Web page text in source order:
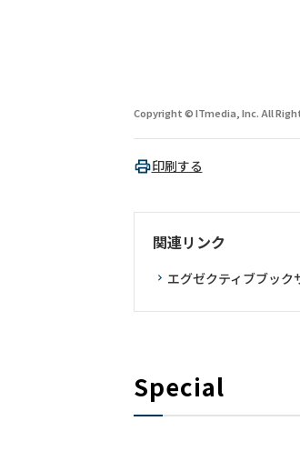
Copyright © ITmedia, Inc. All
印刷する
関連リンク
エグゼクティブブック
Special